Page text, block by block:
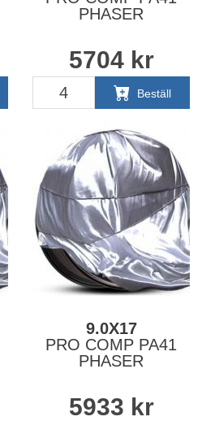
PHASER
5704kr
Beställ
9.0X17
PRO COMP PA41
PHASER
5933 kr